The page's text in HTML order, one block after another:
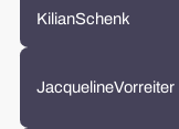
KilianSchenk
JacquelineVorreiter